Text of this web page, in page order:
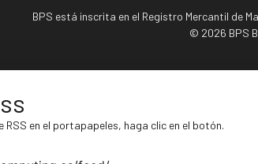
BPS está inscrita en el Registro Mercantil de
© 2026 BPS
RSS en el portapapeles, haga clic en el botón.